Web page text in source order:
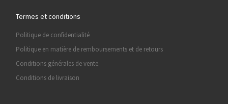
Termes et conditions
Politique de confidentialité
Politique en matière de remboursements et de retours
Conditions générales de vente.
Conditions de livraison